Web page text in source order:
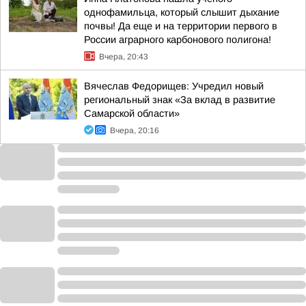
однофамильца, который слышит дыхание
почвы! Да еще и на территории первого в
России аграрного карбонового полигона!
Вчера, 20:43
Вячеслав Федорищев: Учредил новый
региональный знак «За вклад в развитие
Самарской области»
Вчера, 20:16